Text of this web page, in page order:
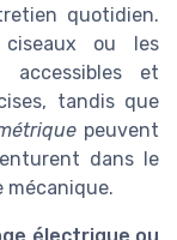
quotidien.
ou les
et
tandis que
peuvent
dans le
mécanique.
électrique ou